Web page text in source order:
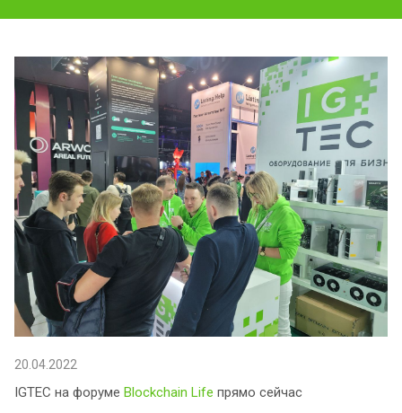
20.04.2022
IGTEC на форуме Blockchain Life прямо сейчас